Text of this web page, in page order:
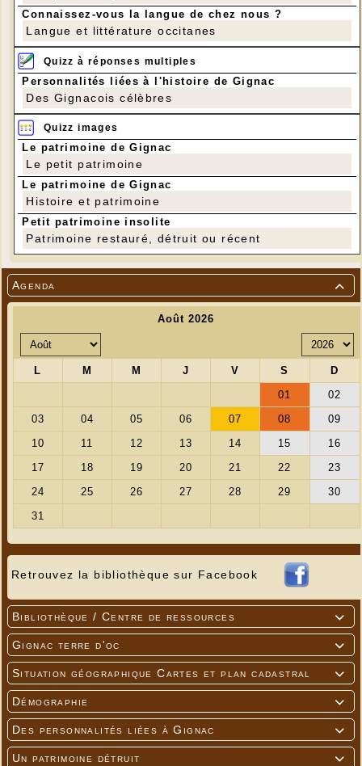

Agenda
Retrouvez la bibliothèque sur Facebook

Bibliothèque / Centre de ressources

Gignac terre d'oc

Situation géographique Cartes et plan cadastral

Démographie

Des personnalités liées à Gignac

Un patrimoine détruit
Connaissez-vous la langue de chez nous ?
Langue et littérature occitanes
Quizz à réponses multiples
Personnalités liées à l'histoire de Gignac
Des Gignacois célèbres
Quizz images
Le patrimoine de Gignac
Le petit patrimoine
Le patrimoine de Gignac
Histoire et patrimoine
Petit patrimoine insolite
Patrimoine restauré, détruit ou récent